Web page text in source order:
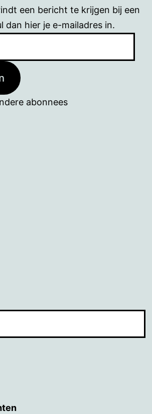
een bericht te krijgen bij een
dan hier je e-mailadres in.
abonnees